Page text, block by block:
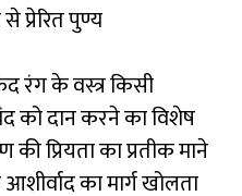
प्रेरित पुण्य
रंग के वस्त्र किसी
को दान करने का विशेष
प्रियता का प्रतीक माने
का मार्ग खोलता